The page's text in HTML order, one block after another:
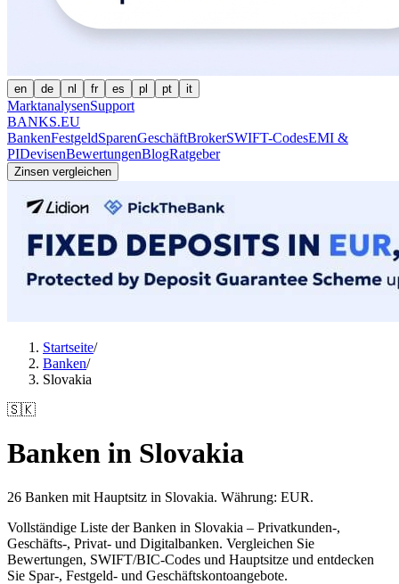
en de nl fr es pl pt it
MarktanalysenSupport
BANKS.EU
BankenFestgeldSparenGeschäftBrokerSWIFT-CodesEMI &
PIDevisenBewertungenBlogRatgeber
Zinsen vergleichen
Startseite/
Banken/
Slovakia
🇸🇰
Banken in Slovakia
26 Banken mit Hauptsitz in Slovakia. Währung: EUR.
Vollständige Liste der Banken in Slovakia – Privatkunden-,
Geschäfts-, Privat- und Digitalbanken. Vergleichen Sie
Bewertungen, SWIFT/BIC-Codes und Hauptsitze und entdecken
Sie Spar-, Festgeld- und Geschäftskontoangebote.